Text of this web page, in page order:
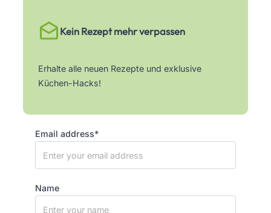
Kein Rezept mehr verpassen
Erhalte alle neuen Rezepte und exklusive
Küchen-Hacks!
Email address*
Name